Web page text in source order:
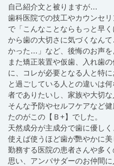
自己紹介文と被りますが…
歯科医院での技工やカウンセ
で「こんなことならもっと早
から歯の大切さに気づくなん
かった…」など、 後悔のお声を
また矯正装置や仮歯、入れ歯
に、
コレが必要となる人と特
と過ごしている人との違いは
者でありたいし、 家族や大切
そんな予防やセルフケアなど
たのがこの【Ｂ+】でした。
天然成分が主成分で歯に優しく
使えば使うほど歯が艷やかに美
勤務する医院の患者さんや多
思い、 アンバサダーのお仲間に